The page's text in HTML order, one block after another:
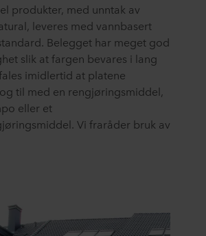
produkter, med unntak av
leveres med vannbasert
Belegget har meget god
slik at fargen bevares i lang
imidlertid at platene
til med en rengjøringsmiddel,
eller et
Vi fraråder bruk av